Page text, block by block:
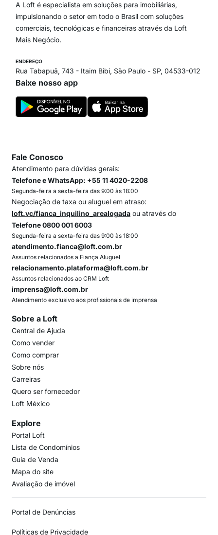
Paraíso
Itaim Bibi
A Loft é especialista em soluções para imobiliárias,
impulsionando o setor em todo o Brasil com soluções
comerciais, tecnológicas e financeiras através da Loft
Mais Negócio.
ENDEREÇO
Rua Tabapuã, 743 - Itaim Bibi, São Paulo - SP, 04533-012
Baixe nosso app
Fale Conosco
Atendimento para dúvidas gerais:
Telefone e WhatsApp: +55 11 4020-2208
Segunda-feira a sexta-feira das 9:00 às 18:00
Negociação de taxa ou aluguel em atraso:
loft.vc/fianca_inquilino_arealogada ou através do
Telefone 0800 001 6003
Segunda-feira a sexta-feira das 9:00 às 18:00
atendimento.fianca@loft.com.br
Assuntos relacionados a Fiança Aluguel
relacionamento.plataforma@loft.com.br
Assuntos relacionados ao CRM Loft
imprensa@loft.com.br
Atendimento exclusivo aos profissionais de imprensa
Sobre a Loft
Central de Ajuda
Como vender
Como comprar
Sobre nós
Carreiras
Quero ser fornecedor
Loft México
Explore
Portal Loft
Lista de Condomínios
Guia de Venda
Mapa do site
Avaliação de imóvel
Portal de Denúncias
Políticas de Privacidade